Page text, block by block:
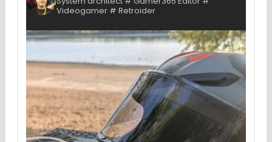
Videogamer # Retroider